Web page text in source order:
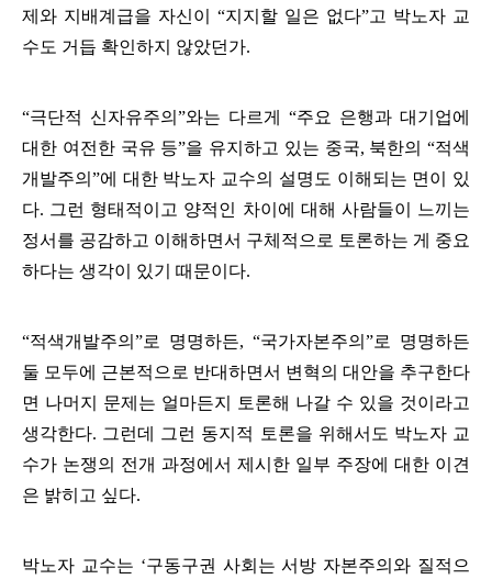
제와 지배계급을 자신이 “지지할 일은 없다”고 박노자 교
수도 거듭 확인하지 않았던가.
“극단적 신자유주의 ”와는 다르게 “주요 은행과 대기업에
대한 여전한 국유 등”을 유지하고 있는 중국, 북한의 “적색
개발주의 ”에 대한 박노자 교수의 설명도 이해되는 면이 있
다. 그런 형태적이고 양적인 차이에 대해 사람들이 느끼는
정서를 공감하고 이해하면서 구체적으로 토론하는 게 중요
하다는 생각이 있기 때문이다.
“적색개발주의 ”로 명명하든, “국가자본주의 ”로 명명하든
둘 모두에 근본적으로 반대하면서 변혁의 대안을 추구한다
면 나머지 문제는 얼마든지 토론해 나갈 수 있을 것이라고
생각한다. 그런데 그런 동지적 토론을 위해서도 박노자 교
수가 논쟁의 전개 과정에서 제시한 일부 주장에 대한 이견
은 밝히고 싶다.
박노자 교수는 ‘구동구권 사회는 서방 자본주의와 질적으